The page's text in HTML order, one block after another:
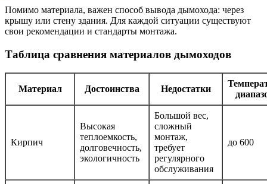
Помимо материала, важен способ вывода дымохода: через
крышу или стену здания. Для каждой ситуации существуют
свои рекомендации и стандарты монтажа.
Таблица сравнения материалов дымоходов
Материал Достоинства Недостатки
Кирпич
Высокая
теплоемкость,
долговечность,
экологичность
Большой вес,
сложный
монтаж,
требует
регулярного
обслуживания
до 600